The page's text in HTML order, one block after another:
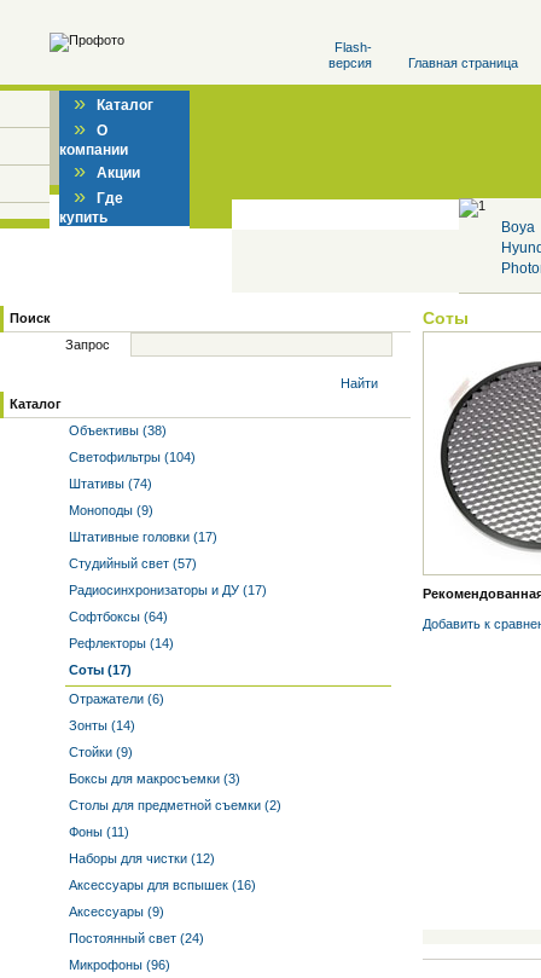
Flash-
версия
Главная страница
» Каталог
» О
компании
» Акции
» Где
купить
Boya
Поиск
Запрос
Найти
Каталог
Объективы (38)
Светофильтры (104)
Штативы (74)
Моноподы (9)
Штативные головки (17)
Студийный свет (57)
Радиосинхронизаторы и ДУ (17)
Софтбоксы (64)
Рефлекторы (14)
Соты (17)
Отражатели (6)
Зонты (14)
Стойки (9)
Боксы для макросъемки (3)
Столы для предметной съемки (2)
Фоны (11)
Наборы для чистки (12)
Аксессуары для вспышек (16)
Аксессуары (9)
Постоянный свет (24)
Микрофоны (96)
Соты
Добавить к